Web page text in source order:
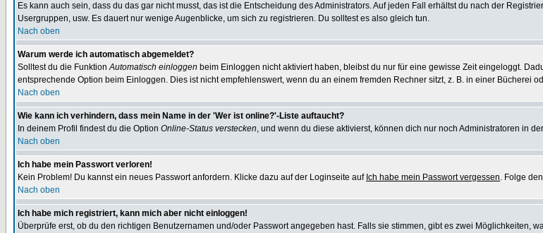
Es kann auch sein, dass du das gar nicht musst, das ist die Entscheidung des Administrators. Auf jeden Fall erhältst du nach der
Usergruppen, usw. Es dauert nur wenige Augenblicke, um sich zu registrieren. Du solltest es also gleich tun.
Nach oben
Warum werde ich automatisch abgemeldet?
Solltest du die FunktionAutomatisch einloggen beim Einloggen nicht aktiviert haben, bleibst du nur für eine gewisse Zeit eingeloggt.
entsprechende Option beim Einloggen. Dies ist nicht empfehlenswert, wenn du an einem fremden Rechner sitzt, z. B. in einer Bücherei
Nach oben
Wie kann ich verhindern, dass mein Name in der 'Wer ist online?'-Liste auftaucht?
In deinem Profil findest du die Option Online-Status verstecken, und wenn du diese aktivierst, können dich nur noch Administratoren in
Nach oben
Ich habe mein Passwort verloren!
Kein Problem! Du kannst ein neues Passwort anfordern. Klicke dazu auf der Loginseite auf Ich habe mein Passwort vergessen. Folge
Nach oben
Ich habe mich registriert, kann mich aber nicht einloggen!
Überprüfe erst, ob du den richtigen Benutzernamen und/oder Passwort angegeben hast. Falls sie stimmen, gibt es zwei Möglichkeiten,